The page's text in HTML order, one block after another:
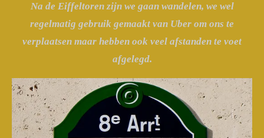
Na de Eiffeltoren zijn we gaan wandelen, we wel
regelmatig gebruik gemaakt van Uber om ons te
verplaatsen maar hebben ook veel afstanden te voet
afgelegd.